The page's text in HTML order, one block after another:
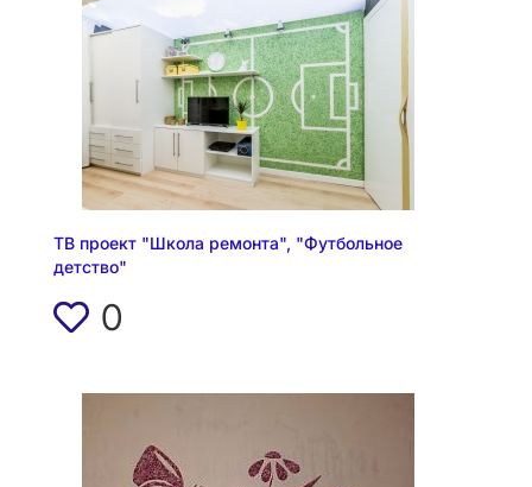
ТВ проект "Школа ремонта", "Футбольное
детство"
0